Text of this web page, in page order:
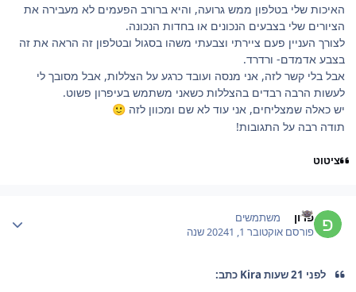
האיכות שלי בטלפון ממש גרועה, והיא ברורב הפעמים לא מעבירה את
הציורים שלי בצבעים הנכונים או בחדות הנכונה.
לצורך העניין פעם ציירתי וצבעתי משהו בסגול ובטלפון זה הראה את זה
בצבע אדמדם- ורדרד.
אבל בלי קשר לזה, אני מנסה ועובד כרגע על הצללות, אבל מסובך לי
לעשות הרבה רבדים בהצללות כשאני משתמש בעיפרון פשוט.
יש כאלה שמצליחים, אני עוד לא שם ומכוון לזה 🙂
תודה רבה על התגובות!
ציטוט
פרון משתמשים
פורסםאוקטובר 1, 2024 1 שנה
לפני 21 שעות Kira כתב: